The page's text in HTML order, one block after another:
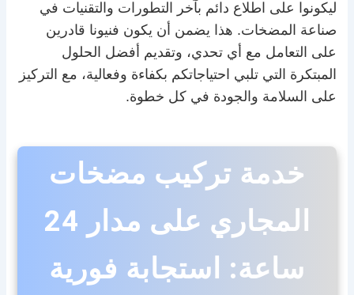
ليكونوا على اطلاع دائم بآخر التطورات والتقنيات في
صناعة المضخات. هذا يضمن أن يكون فنيونا قادرين
على التعامل مع أي تحدي، وتقديم أفضل الحلول
المبتكرة التي تلبي احتياجاتكم بكفاءة وفعالية، مع التركيز
على السلامة والجودة في كل خطوة.
خدمة تركيب مضخات
المجاري على مدار 24
ساعة: استجابة فورية